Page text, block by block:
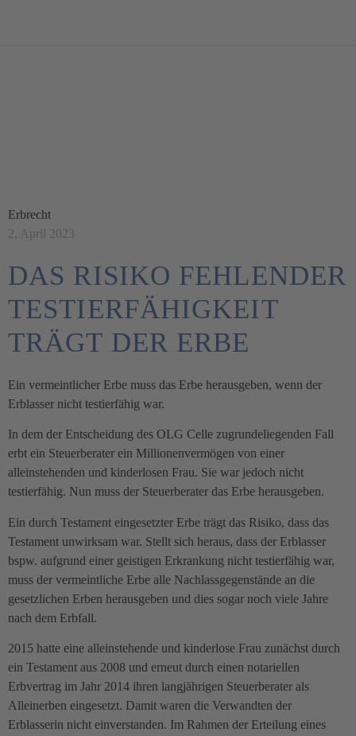
Erbrecht
2, April 2023
DAS RISIKO FEH­LENDER
TES­TIER­FÄHIG­KEIT
TRÄGT DER ERBE
Ein vermeintlicher Erbe muss das Erbe herausgeben, wenn der
Erblasser nicht testierfähig war.
In dem der Entscheidung des OLG Celle zugrundeliegenden Fall
erbt ein Steuerberater ein Millionenvermögen von einer
alleinstehenden und kinderlosen Frau. Sie war jedoch nicht
testierfähig. Nun muss der Steuerberater das Erbe herausgeben.
Ein durch Testament eingesetzter Erbe trägt das Risiko, dass das
Testament unwirksam war. Stellt sich heraus, dass der Erblasser
bspw. aufgrund einer geistigen Erkrankung nicht testierfähig war,
muss der vermeintliche Erbe alle Nachlassgegenstände an die
gesetzlichen Erben herausgeben und dies sogar noch viele Jahre
nach dem Erbfall.
2015 hatte eine alleinstehende und kinderlose Frau zunächst durch
ein Testament aus 2008 und erneut durch einen notariellen
Erbvertrag im Jahr 2014 ihren langjährigen Steuerberater als
Alleinerben eingesetzt. Damit waren die Verwandten der
Erblasserin nicht einverstanden. Im Rahmen der Erteilung eines